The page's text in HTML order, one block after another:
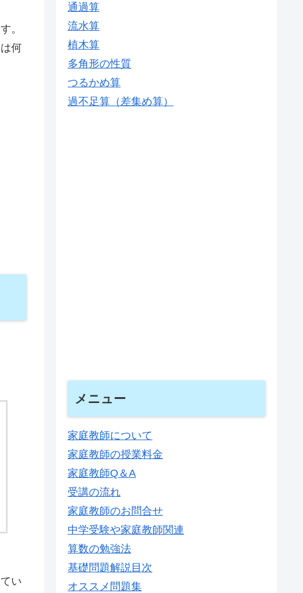
。
何
い
通過算
流水算
植木算
多角形の性質
つるかめ算
過不足算（差集め算）
メニュー
家庭教師について
家庭教師の授業料金
家庭教師Q＆A
受講の流れ
家庭教師のお問合せ
中学受験や家庭教師関連
算数の勉強法
基礎問題解説目次
オススメ問題集